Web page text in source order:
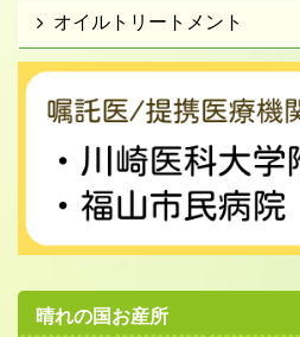
オイルトリートメント
晴れの国お産所